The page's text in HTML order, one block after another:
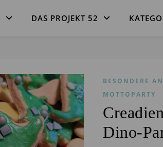
DAS PROJEKT 52
BESONDERE
MOTTOPARTY
Dino-